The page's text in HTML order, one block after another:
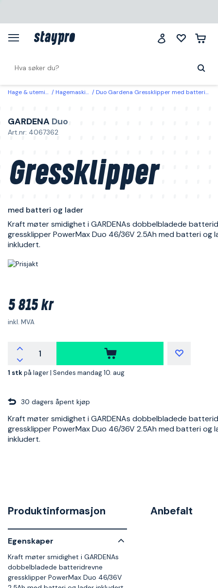
Hage & utemiljø Hagemaskiner Duo Gardena Gressklipper med batteri og lader
GARDENA Duo
Art.nr: 4067362
Gressklipper
med batteri og lader
Kraft møter smidighet i GARDENAs dobbelbladede
gressklipper PowerMax Duo 46/36V 2.5Ah med batteri og
inkludert.
5 815 kr
inkl. MVA
1 stkpå lager | Sendes mandag 10. aug
30 dagers åpent kjøp
Kraft møter smidighet i GARDENAs dobbelbladede
gressklipper PowerMax Duo 46/36V 2.5Ah med batteri og
inkludert.
Produktinformasjon
Egenskaper
Kraft møter smidighet i GARDENAs
dobbelbladede batteridrevne
gressklipper PowerMax Duo 46/36V
Anbefalt